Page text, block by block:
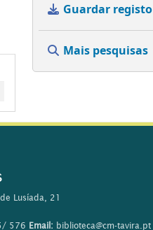
Guardar registo
Mais pesquisas
Lusíada, 21
576 Email: biblioteca@cm-tavira.pt